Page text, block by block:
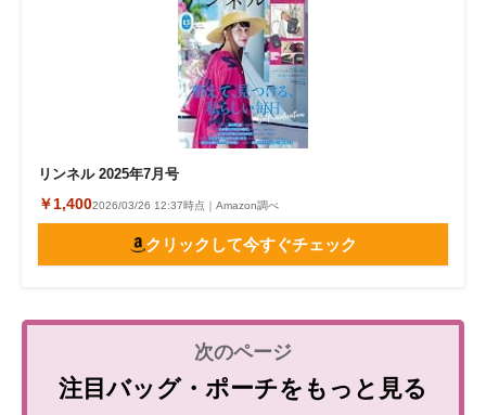
リンネル 2025年7月号
￥1,4002026/03/26 12:37時点｜Amazon調べ
クリックして今すぐチェック
注目バッグ・ポーチをもっと見る